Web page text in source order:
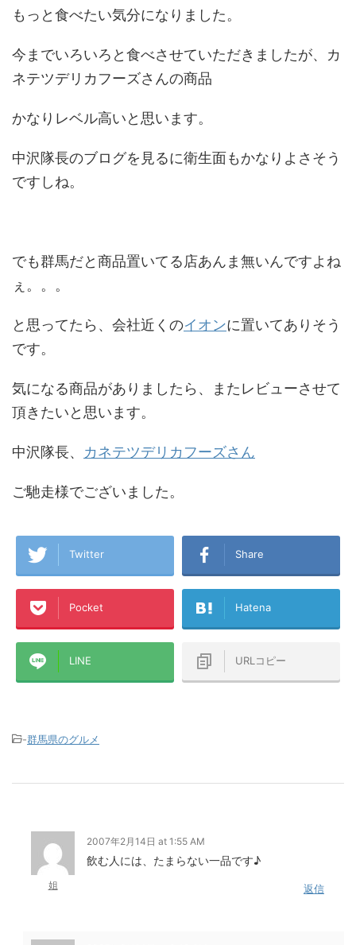
もっと食べたい気分になりました。
今までいろいろと食べさせていただきましたが、カ
ネテツデリカフーズさんの商品
かなりレベル高いと思います。
中沢隊長のブログを見るに衛生面もかなりよさそう
ですしね。
でも群馬だと商品置いてる店あんま無いんですよね
ぇ。。。
と思ってたら、会社近くのイオンに置いてありそう
です。
気になる商品がありましたら、またレビューさせて
頂きたいと思います。
中沢隊長、 カネテツデリカフーズさん
ご馳走様でございました。
Twitter Share
Pocket Hatena
LINE URLコピー
-群馬県のグルメ
姐
2007年2月14日 at 1:55 AM
飲む人には、たまらない一品です♪
返信